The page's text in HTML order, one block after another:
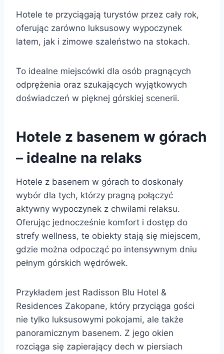
Hotele te przyciągają turystów przez cały rok,
oferując zarówno luksusowy wypoczynek
latem, jak i zimowe szaleństwo na stokach.
To idealne miejscówki dla osób pragnących
odprężenia oraz szukających wyjątkowych
doświadczeń w pięknej górskiej scenerii.
Hotele z basenem w górach
– idealne na relaks
Hotele z basenem w górach to doskonały
wybór dla tych, którzy pragną połączyć
aktywny wypoczynek z chwilami relaksu.
Oferując jednocześnie komfort i dostęp do
strefy wellness, te obiekty stają się miejscem,
gdzie można odpocząć po intensywnym dniu
pełnym górskich wędrówek.
Przykładem jest Radisson Blu Hotel &
Residences Zakopane, który przyciąga gości
nie tylko luksusowymi pokojami, ale także
panoramicznym basenem. Z jego okien
rozciąga się zapierający dech w piersiach